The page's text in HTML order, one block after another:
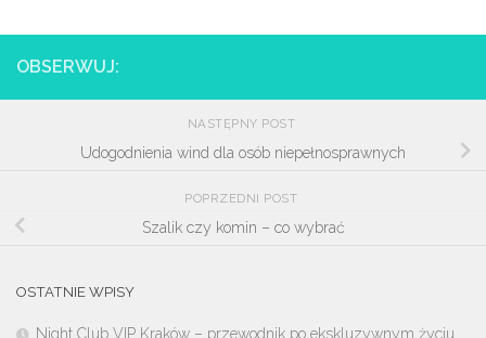
OBSERWUJ:
NASTĘPNY POST
Udogodnienia wind dla osób niepełnosprawnych
POPRZEDNI POST
Szalik czy komin – co wybrać
OSTATNIE WPISY
Night Club VIP Kraków – przewodnik po ekskluzywnym życiu